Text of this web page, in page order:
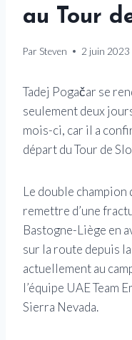
au Tour
Par Steven 2 juin 2023
Tadej Pogačar se
seulement deux
mois-ci, car il a
départ du Tour de
Le double champion
remettre d’une
Bastogne-Liège en
sur la route depuis
actuellement au
l’équipe UAE Team
Sierra Nevada.